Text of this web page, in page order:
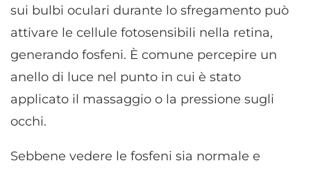
sui bulbi oculari durante lo sfregamento può
attivare le cellule fotosensibili nella retina,
generando fosfeni. È comune percepire un
anello di luce nel punto in cui è stato
applicato il massaggio o la pressione sugli
occhi.
Sebbene vedere le fosfeni sia normale e